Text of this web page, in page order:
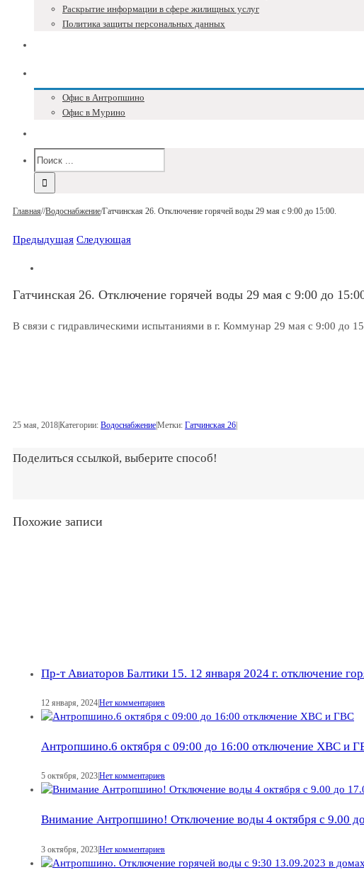
Раскрытие информации в сфере жилищных услуг
Политика защиты персональных данных
Офис в Антропшино
Офис в Мурино
Главная//Водоснабжение/Гатчинская 26. Отключение горячей воды 29 мая с 9:00 до 15:00.
Предыдущая Следующая
Гатчинская 26. Отключение горячей воды 29 мая с 9:00 до
В связи с гидравлическими испытаниями в г. Коммунар 29 мая с 9:00 до
25 мая, 2018|Категории: Водоснабжение|Метки: Гатчинская 26|
Поделиться ссылкой, выберите способ!
Похожие записи
Пр-т Авиаторов Балтики 15. 12 января 2024 г. отключение
12 января, 2024Нет комментариев
Антропшино.6 октября с 09:00 до 16:00 отключение ХВС и
5 октября, 2023Нет комментариев
Внимание Антропшино! Отключение воды 4 октября с 9.00
3 октября, 2023|Нет комментариев